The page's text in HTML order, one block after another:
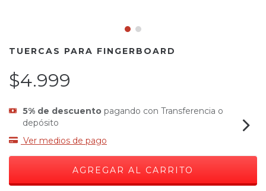
TUERCAS PARA FINGERBOARD
$4.999
5% de descuento pagando con Transferencia o
depósito
Ver medios de pago